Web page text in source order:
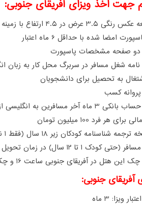
جهت اخذ ویزای آفریقای جنوبی:
عرض در 4.5 ارتفاع با زمینه سفید
امضا شده با حداقل 6 ماه اعتبار
دو صفحه مشخصات پاسپورت
شغل مسافر در سربرگ محل کار به
به تحصیل برای دانشجویان
کسب
(اعتبار پرینت بانکی از زمان دریافت آن از بانک تا زمان اراّّّّّّئه به سفارت فقط 3 روز می باشد.)
هر فرد 100 میلیون تومان
زیر 18 سال (فقط 1 نسخه از ترجمه های شناسنامه می بایست به تایید دادگستری و وزارت امور خارجه رسیده باشد.)
سال) در زمان تحویل مدارک به سفارت و انگشت نگاری الزامی می باشد.
هتل در آفریقای جنوبی ساعت 16 و چک اوت 11 می باشد.
آفریقای جنوبی:
ویزا: 3 ماه